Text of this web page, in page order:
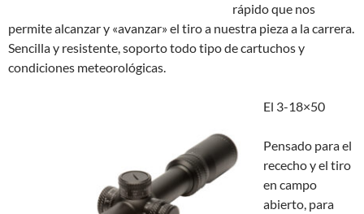
rápido que nos
permite alcanzar y «avanzar» el tiro a nuestra pieza a la carrera.
Sencilla y resistente, soporto todo tipo de cartuchos y
condiciones meteorológicas.
El 3-18×50
Pensado para el
rececho y el tiro
en campo
abierto, para